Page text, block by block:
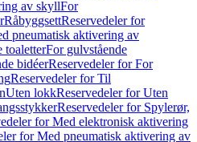
av skyllFor
RåbyggsettReservedeler for
pneumatisk aktivering av
toaletterFor gulvstående
bidéerReservedeler for For
Reservedeler for Til
Uten lokkReservedeler for Uten
Reservedeler for Spylerør,
for Med elektronisk aktivering
for Med pneumatisk aktivering av